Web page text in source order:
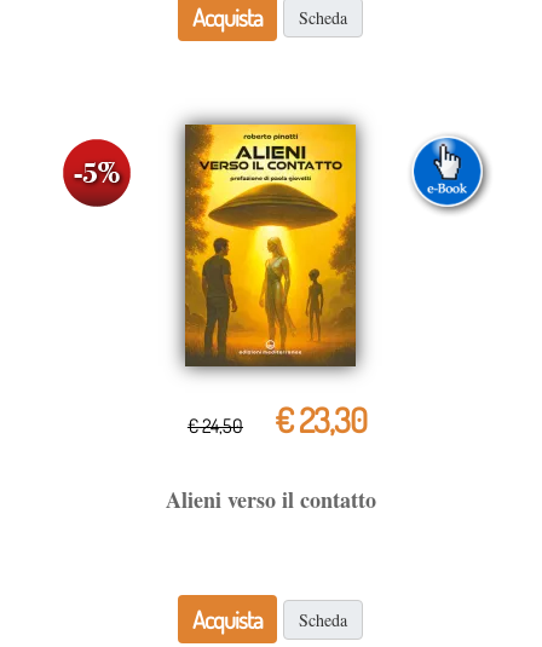
Acquista Scheda
€ 24,50 € 23,30
Alieni verso il contatto
Acquista Scheda